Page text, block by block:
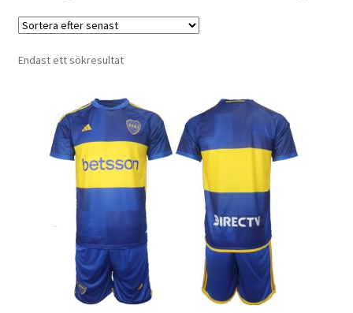
Kassa
Kontakta oss
Storleksguiden
Endast ett sökresultat